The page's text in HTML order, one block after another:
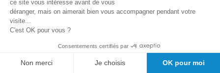
l’échographie. Il ne délivre pas de rayons X et n’expose
pas le patient à une irradiation.
Peut-on utiliser un Doppler fœtal à
domicile ?
peut permettre d’écouter le
ce site vous intéresse avant de vous
déranger, mais on aimerait bien vous accompagner pendant votre
visite...
C'est OK pour vous ?
Consentements certifiés par
Non merci Je choisis OK pour moi